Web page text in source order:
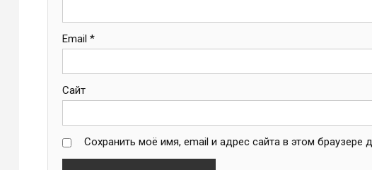
Email *
Сайт
Сохранить моё имя, email и адрес сайта в этом